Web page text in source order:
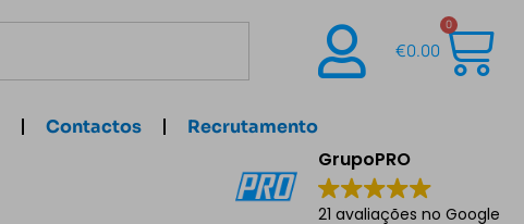
€0.00
0
Contactos Recrutamento
GrupoPRO
21 avaliações no Google